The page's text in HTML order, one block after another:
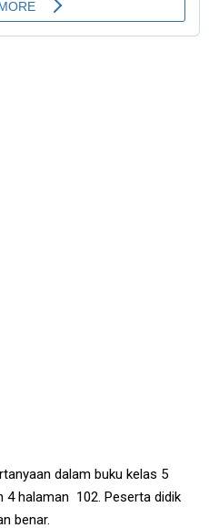
dalam buku kelas 5
4 halaman 102. Peserta didik
benar.